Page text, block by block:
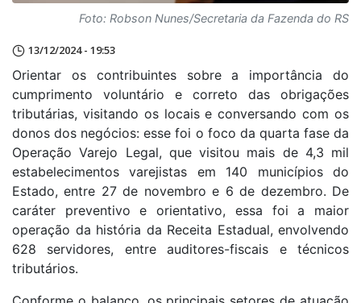
Foto: Robson Nunes/Secretaria da Fazenda do RS
13/12/2024 - 19:53
Orientar os contribuintes sobre a importância do
cumprimento voluntário e correto das obrigações
tributárias, visitando os locais e conversando com os
donos dos negócios: esse foi o foco da quarta fase da
Operação Varejo Legal, que visitou mais de 4,3 mil
estabelecimentos varejistas em 140 municípios do
Estado, entre 27 de novembro e 6 de dezembro. De
caráter preventivo e orientativo, essa foi a maior
operação da história da Receita Estadual, envolvendo
628 servidores, entre auditores-fiscais e técnicos
tributários.